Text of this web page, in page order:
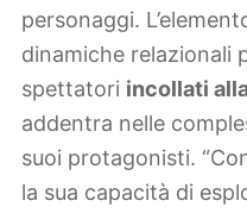
personaggi.
dinamiche relazionali
spettatori incollati
addentra nelle
suoi protagonisti.
la sua capacità di